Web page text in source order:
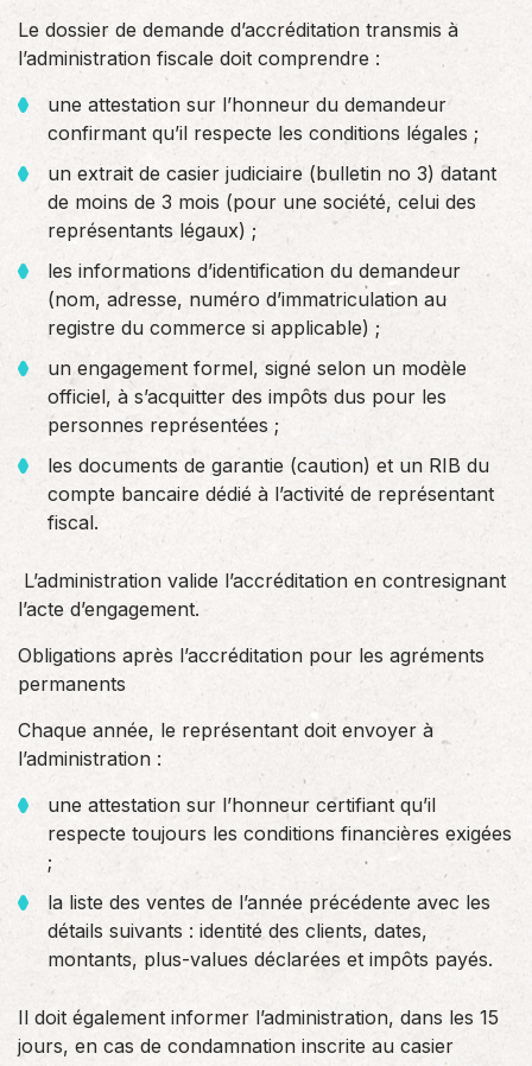
Le dossier de demande d’accréditation transmis à
l’administration fiscale doit comprendre :
une attestation sur l’honneur du demandeur
confirmant qu’il respecte les conditions légales ;
un extrait de casier judiciaire (bulletin no 3) datant
de moins de 3 mois (pour une société, celui des
représentants légaux) ;
les informations d’identification du demandeur
(nom, adresse, numéro d’immatriculation au
registre du commerce si applicable) ;
un engagement formel, signé selon un modèle
officiel, à s’acquitter des impôts dus pour les
personnes représentées ;
les documents de garantie (caution) et un RIB du
compte bancaire dédié à l’activité de représentant
fiscal.
L’administration valide l’accréditation en contresignant
l’acte d’engagement.
Obligations après l’accréditation pour les agréments
permanents
Chaque année, le représentant doit envoyer à
l’administration :
une attestation sur l’honneur certifiant qu’il
respecte toujours les conditions financières exigées
;
la liste des ventes de l’année précédente avec les
détails suivants : identité des clients, dates,
montants, plus-values déclarées et impôts payés.
Il doit également informer l’administration, dans les 15
jours, en cas de condamnation inscrite au casier